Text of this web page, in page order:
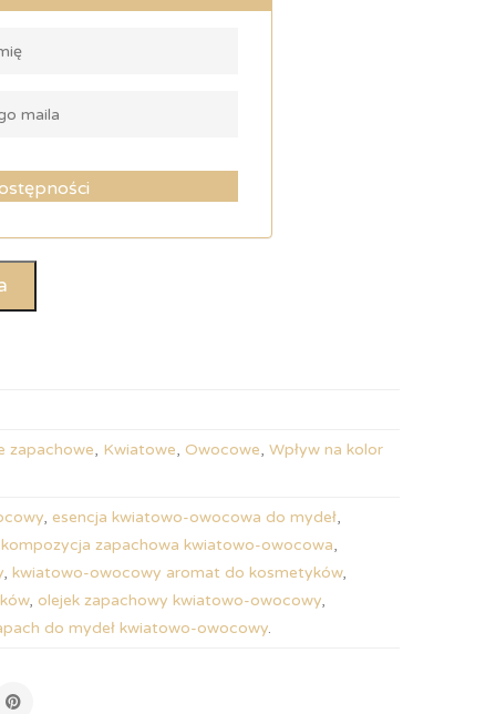
zapachowe, Kwiatowe,Owocowe,Wpływ na kolor
,esencja kwiatowo-owocowa do mydeł,
kompozycja zapachowa kwiatowo-owocowa,
,kwiatowo-owocowy aromat do kosmetyków,
,olejek zapachowy kwiatowo-owocowy,
do mydeł kwiatowo-owocowy.